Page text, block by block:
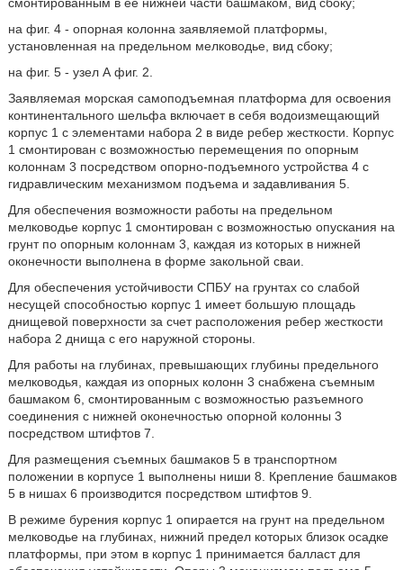
на фиг. 4 - опорная колонна заявляемой платформы,
установленная на предельном мелководье, вид сбоку;
на фиг. 5 - узел А фиг. 2.
Заявляемая морская самоподъемная платформа для освоения
континентального шельфа включает в себя водоизмещающий
корпус 1 с элементами набора 2 в виде ребер жесткости. Корпус
1 смонтирован с возможностью перемещения по опорным
колоннам 3 посредством опорно-подъемного устройства 4 с
гидравлическим механизмом подъема и задавливания 5.
Для обеспечения возможности работы на предельном
мелководье корпус 1 смонтирован с возможностью опускания на
грунт по опорным колоннам 3, каждая из которых в нижней
оконечности выполнена в форме закольной сваи.
Для обеспечения устойчивости СПБУ на грунтах со слабой
несущей способностью корпус 1 имеет большую площадь
днищевой поверхности за счет расположения ребер жесткости
набора 2 днища с его наружной стороны.
Для работы на глубинах, превышающих глубины предельного
мелководья, каждая из опорных колонн 3 снабжена съемным
башмаком 6, смонтированным с возможностью разъемного
соединения с нижней оконечностью опорной колонны 3
посредством штифтов 7.
Для размещения съемных башмаков 5 в транспортном
положении в корпусе 1 выполнены ниши 8. Крепление башмаков
5 в нишах 6 производится посредством штифтов 9.
В режиме бурения корпус 1 опирается на грунт на предельном
мелководье на глубинах, нижний предел которых близок осадке
платформы, при этом в корпус 1 принимается балласт для